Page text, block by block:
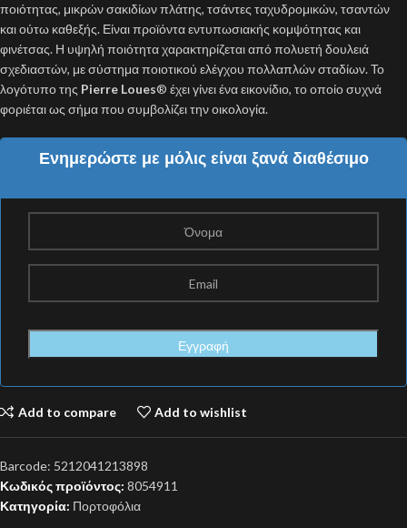
ποιότητας, μικρών σακιδίων πλάτης, τσάντες ταχυδρομικών, τσαντών
και ούτω καθεξής. Είναι προϊόντα εντυπωσιακής κομψότητας και
φινέτσας. Η υψηλή ποιότητα χαρακτηρίζεται από πολυετή δουλειά
σχεδιαστών, με σύστημα ποιοτικού ελέγχου πολλαπλών σταδίων. Το
λογότυπο της Pierre Loues® έχει γίνει ένα εικονίδιο, το οποίο συχνά
φοριέται ως σήμα που συμβολίζει την οικολογία.
Ενημερώστε με μόλις είναι ξανά διαθέσιμο
Add to compare Add to wishlist
Barcode: 5212041213898
Κωδικός προϊόντος: 8054911
Κατηγορία: Πορτοφόλια